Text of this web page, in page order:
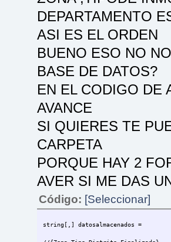
string[,]
{
};
int[,]
{
//{Pisos,
DEPARTAMENTO
ASI ES EL ORDEN
BUENO ESO NO
BASE DE DATOS?
EN EL CODIGO DE
AVANCE
SI QUIERES TE
CARPETA
PORQUE HAY 2
AVER SI ME DAS
Código: [Seleccionar]
string[,]